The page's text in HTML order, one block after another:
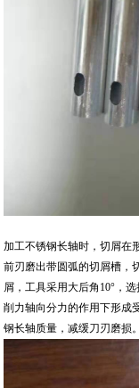
加工不锈钢长轴时，切屑在
前刃磨出带圆弧的切屑槽，
屑，工具采用大后角10°，
削力轴向分力的作用下形成
钢长轴质量，减缓刀刃磨损。